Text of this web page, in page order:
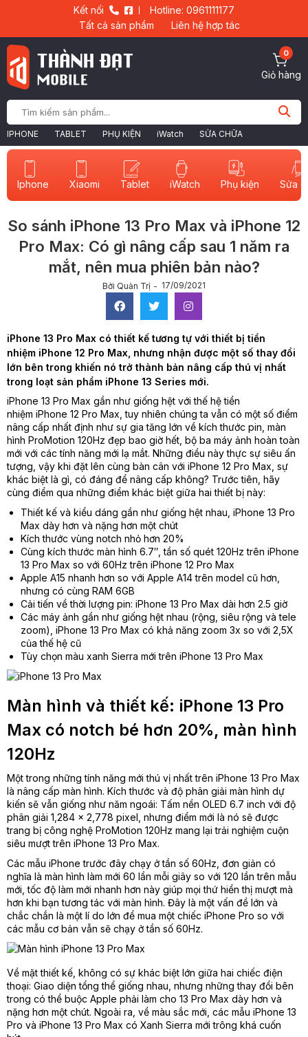
Kết nối
Hotline: 0961111177
Tất cả sản phẩm
Liên hệ hợp tác
IPHONE TABLET PHỤ KIỆN iWatch SỬA CHỮA
0
Giỏ hàng
Iphone Xiaomi Tablet iWatch Phụ kiện Sửa
So sánh iPhone 13 Pro Max và iPhone 12
Pro Max: Có gì nâng cấp sau 1 năm ra
mắt, nên mua phiên bản nào?
Bởi Quản Trị 17/09/2021
iPhone 13 Pro Max có thiết kế tương tự với thiết bị tiền
nhiệm iPhone 12 Pro Max , nhưng nhận được một số thay đổi
lớn bên trong khiến nó trở thành bản nâng cấp thú vị nhất
trong loạt sản phẩm iPhone 13 Series mới.
iPhone 13 Pro Max gần như giống hệt với thế hệ tiền
nhiệm iPhone 12 Pro Max, tuy nhiên chúng ta vẫn có một số điểm
nâng cấp nhất định như sự gia tăng lớn về kích thước pin, màn
hình ProMotion 120Hz đẹp bao giờ hết, bộ ba máy ảnh hoàn toàn
mới với các tính năng mới lạ mắt. Những điều này thực sự siêu ấn
tượng, vậy khi đặt lên cùng bàn cân với iPhone 12 Pro Max, sự
khác biệt là gì, có đáng để nâng cấp không? Trước tiên, hãy
cùng điểm qua những điểm khác biệt giữa hai thiết bị này:
Thiết kế và kiểu dáng gần như giống hệt nhau, iPhone 13 Pro
Max dày hơn và nặng hơn một chút
Kích thước vùng notch nhỏ hơn 20%
Cùng kích thước màn hình 6.7″, tần số quét 120Hz trên iPhone
13 Pro Max so với 60Hz trên iPhone 12 Pro Max
Apple A15 nhanh hơn so với Apple A14 trên model cũ hơn,
nhưng có cùng RAM 6GB
Cải tiến về thời lượng pin: iPhone 13 Pro Max dài hơn 2.5 giờ
Các máy ảnh gần như giống hệt nhau (rộng, siêu rộng và tele
zoom), iPhone 13 Pro Max có khả năng zoom 3x so với 2,5X
của thế hệ cũ
Tùy chọn màu xanh Sierra mới trên iPhone 13 Pro Max
Màn hình và thiết kế: iPhone 13 Pro
Max có notch bé hơn 20%, màn hình
120Hz
Một trong những tính năng mới thú vị nhất trên iPhone 13 Pro Max
là nâng cấp màn hình. Kích thước và độ phân giải màn hình dự
kiến ​​sẽ vẫn giống như năm ngoái: Tấm nền OLED 6.7 inch với độ
phân giải 1,284 x 2,778 pixel, nhưng điểm mới là nó sẽ được
trang bị công nghệ ProMotion 120Hz mang lại trải nghiệm cuộn
siêu mượt trên iPhone 13 Pro Max.
Các mẫu iPhone trước đây chạy ở tần số 60Hz, đơn giản có
nghĩa là màn hình làm mới 60 lần mỗi giây so với 120 lần trên mẫu
mới, tốc độ làm mới nhanh hơn này giúp mọi thứ hiển thị mượt mà
hơn khi bạn tương tác với màn hình. Đây là một vấn đề lớn và
chắc chắn là một lí do lớn để mua một chiếc iPhone Pro so với
các mẫu cơ bản vẫn sẽ chạy ở tần số 60Hz.
Về mặt thiết kế, không có sự khác biệt lớn giữa hai chiếc điện
thoại: Giao diện tổng thể giống nhau, nhưng những thay đổi bên
trong có thể buộc Apple phải làm cho 13 Pro Max dày hơn và
nặng hơn một chút. Ngoài ra, về màu sắc mới, các mẫu iPhone 13
Pro và iPhone 13 Pro Max có Xanh Sierra mới trông khá cuốn